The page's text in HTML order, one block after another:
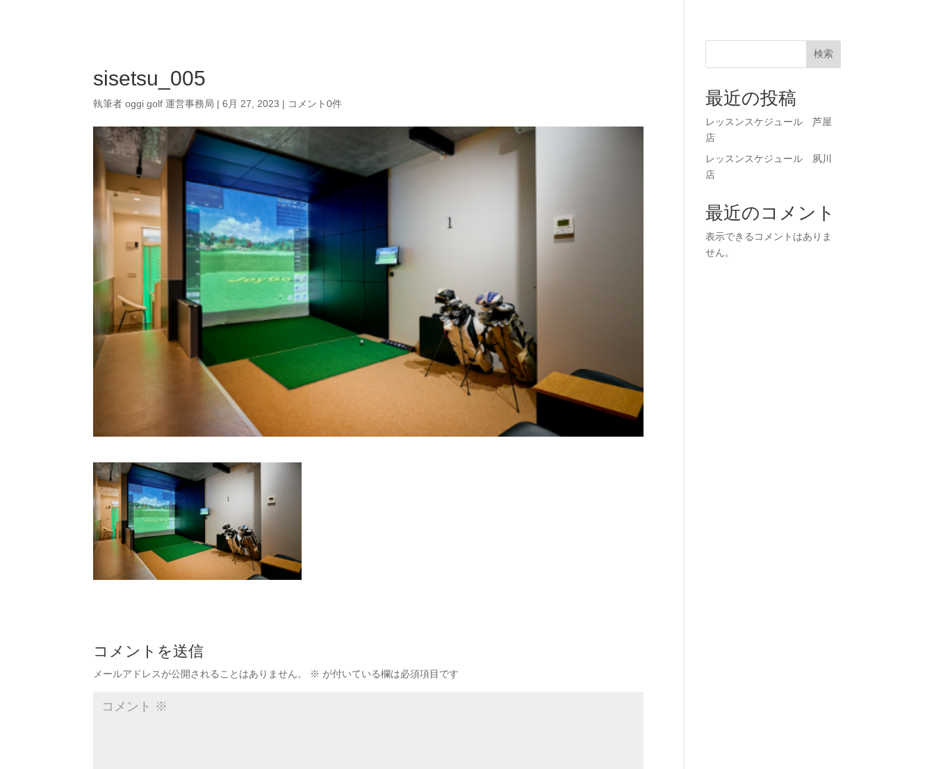
sisetsu_005
執筆者oggi golf 運営事務局 |6月 27, 2023 | コメント0件
コメントを送信
メールアドレスが公開されることはありません。 ※ が付いている欄は必須項目です
検索
最近の投稿
レッスンスケジュール 芦屋
店
レッスンスケジュール 夙川
店
最近のコメント
表示できるコメントはありま
せん。